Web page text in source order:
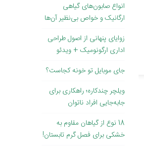
انواع صابون‌های گیاهی
ارگانیک و خواص بی‌نظیر آن‌ها
زوایای پنهانی از اصول طراحی
اداری ارگونومیک + ویدئو
جای موبایل تو خونه کجاست؟
ویلچر چندکاره؛ راهکاری برای
جابه‌جایی افراد ناتوان
18 نوع از گیاهان مقاوم به
خشکی برای فصل گرم تابستان!